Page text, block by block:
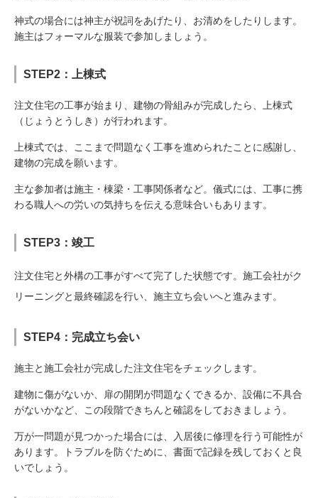
神式の場合には神主が祝詞をあげたり、お清めをしたりします。
施主はフォーマルな服装で参加しましょう。
STEP2：上棟式
注文住宅の工事が始まり、建物の骨組みが完成したら、上棟式
（じょうとうしき）が行われます。
上棟式では、ここまで問題なく工事を進められたことに感謝し、
建物の完成を願います。
主な参加者は施主・棟梁・工事関係者など。儀式には、工事に携
わる職人への労いの気持ちを伝える意味合いもあります。
STEP3：竣工
注文住宅と外構の工事がすべて完了した状態です。施工会社がク
リーニングと最終確認を行い、施主立ち会いへと進みます。
STEP4：完成立ち会い
施主と施工会社が完成した注文住宅をチェックします。
建物に傷がないか、扉の開閉が問題なくできるか、設備に不具合
がないかなど、この段階できちんと確認をしておきましょう。
万が一問題が見つかった場合には、入居後に修理を行う可能性が
あります。トラブルを防ぐために、書面で記録を残しておくと良
いでしょう。